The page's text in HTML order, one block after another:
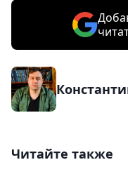
Читайте также